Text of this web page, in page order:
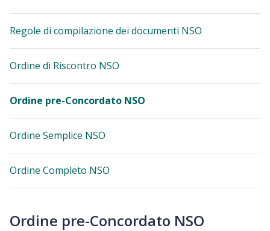
Regole di compilazione dei documenti NSO
Ordine di Riscontro NSO
Ordine pre-Concordato NSO
Ordine Semplice NSO
Ordine Completo NSO
Ordine pre-Concordato NSO